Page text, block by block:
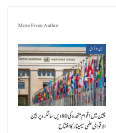
More From Author
بین الاقوامی
چین میں اقوام متحدہ کی 80ویں سالگرہ پر بین
الاقوامی علمی سیمینار کا افتتاح